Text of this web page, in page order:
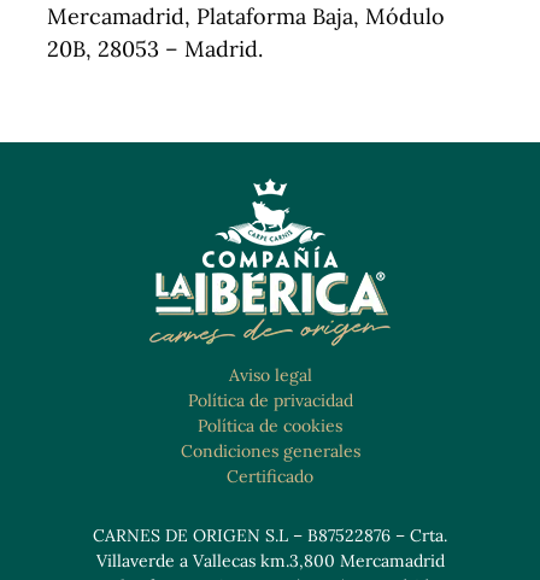
Mercamadrid, Plataforma Baja, Módulo
20B, 28053 – Madrid.
Aviso legal
Política de privacidad
Política de cookies
Condiciones generales
Certificado
CARNES DE ORIGEN S.L – B87522876 – Crta.
Villaverde a Vallecas km.3,800 Mercamadrid